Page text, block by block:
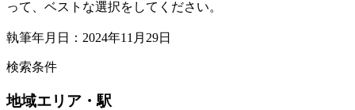
って、ベストな選択をしてください。
執筆年月日：2024年11月29日
検索条件
地域エリア・駅